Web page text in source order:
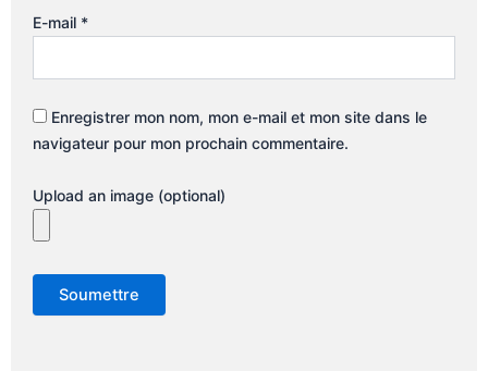
E-mail *
Enregistrer mon nom, mon e-mail et mon site dans le
navigateur pour mon prochain commentaire.
Upload an image (optional)